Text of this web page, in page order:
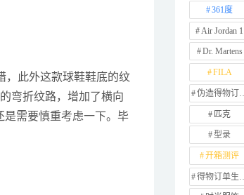
，此外这款球鞋鞋底的纹
弯折纹路，增加了横向
是需要慎重考虑一下。毕
361度
Air Jordan 1
Dr. Martens
FILA
伪造得物订单截图
匹克
型录
开箱测评
得物订单生成器